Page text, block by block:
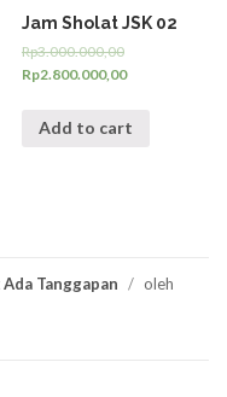
Jam Sholat JSK 02
Rp3.000.000,00
Rp2.800.000,00
Add to cart
Tanggapan / oleh